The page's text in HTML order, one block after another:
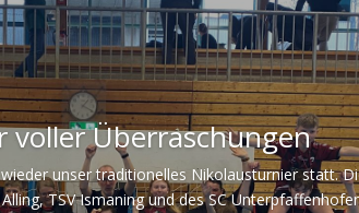
voller Überraschungen
unser traditionelles Nikolausturnier statt.
TSV Ismaning und des SC